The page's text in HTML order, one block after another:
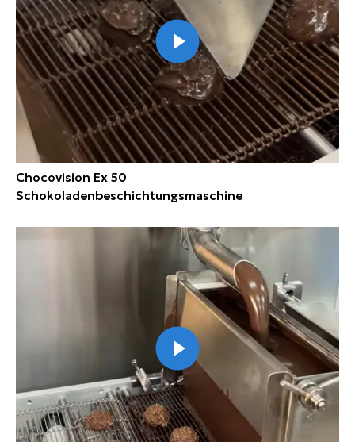
Chocovision Ex 50
Schokoladenbeschichtungsmaschine